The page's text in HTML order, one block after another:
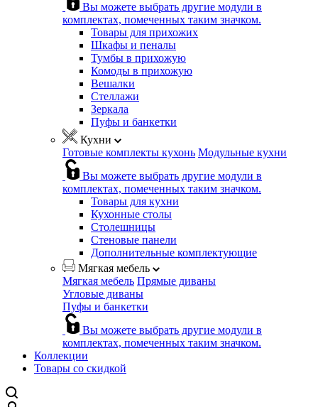
Вы можете выбрать другие модули в
комплектах, помеченных таким значком.
Товары для прихожих
Шкафы и пеналы
Тумбы в прихожую
Комоды в прихожую
Вешалки
Стеллажи
Зеркала
Пуфы и банкетки
Кухни
Готовые комплекты кухонь Модульные кухни
Вы можете выбрать другие модули в
комплектах, помеченных таким значком.
Товары для кухни
Кухонные столы
Столешницы
Стеновые панели
Дополнительные комплектующие
Мягкая мебель
Мягкая мебель Прямые диваны
Угловые диваны
Пуфы и банкетки
Вы можете выбрать другие модули в
комплектах, помеченных таким значком.
Коллекции
Товары со скидкой